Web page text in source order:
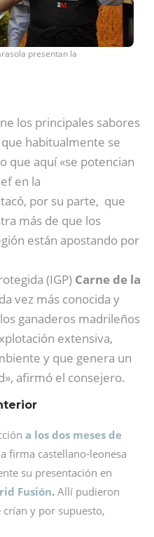
presentan la
los principales sabores
habitualmente se
que aquí «se potencian
en la
por su parte, que
más de que los
están apostando por
(IGP) Carne de la
vez más conocida y
ganaderos madrileños
extensiva,
y que genera un
afirmó el consejero.
a los dos meses de
firma castellano-leonesa
su presentación en
Fusión. Allí pudieron
y por supuesto,